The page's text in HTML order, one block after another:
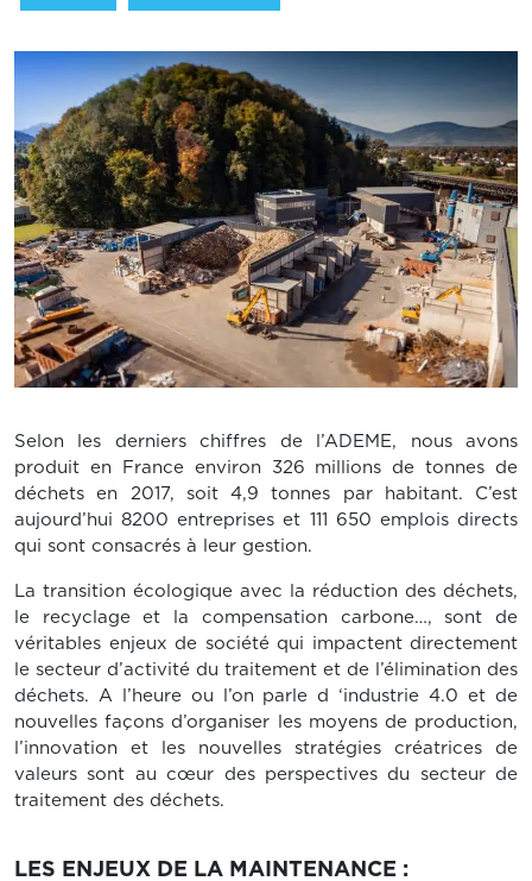
Selon les derniers chiffres de l’ADEME, nous avons
produit en France environ 326 millions de tonnes de
déchets en 2017, soit 4,9 tonnes par habitant. C’est
aujourd’hui 8200 entreprises et 111 650 emplois directs
qui sont consacrés à leur gestion.
La transition écologique avec la réduction des déchets,
le recyclage et la compensation carbone…, sont de
véritables enjeux de société qui impactent directement
le secteur d’activité du traitement et de l’élimination des
déchets. A l’heure ou l’on parle d ‘industrie 4.0 et de
nouvelles façons d’organiser les moyens de production,
l’innovation et les nouvelles stratégies créatrices de
valeurs sont au cœur des perspectives du secteur de
traitement des déchets.
LES ENJEUX DE LA MAINTENANCE :